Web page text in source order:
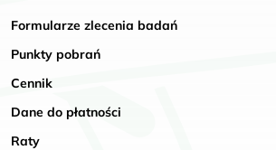
Formularze zlecenia badań
Punkty pobrań
Cennik
Dane do płatności
Raty